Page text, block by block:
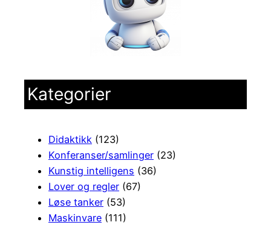
Kategorier
Didaktikk (123)
Konferanser/samlinger (23)
Kunstig intelligens (36)
Lover og regler (67)
Løse tanker (53)
Maskinvare (111)